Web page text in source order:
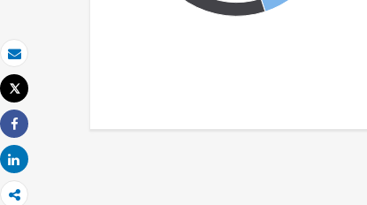
Correo electrónico
Imprimir
Tweet
Share
Share